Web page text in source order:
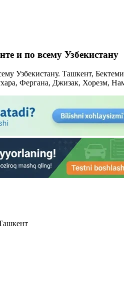
и по всему Узбекистану
Узбекистану. Ташкент,
Фергана, Джизак, Хорезм,